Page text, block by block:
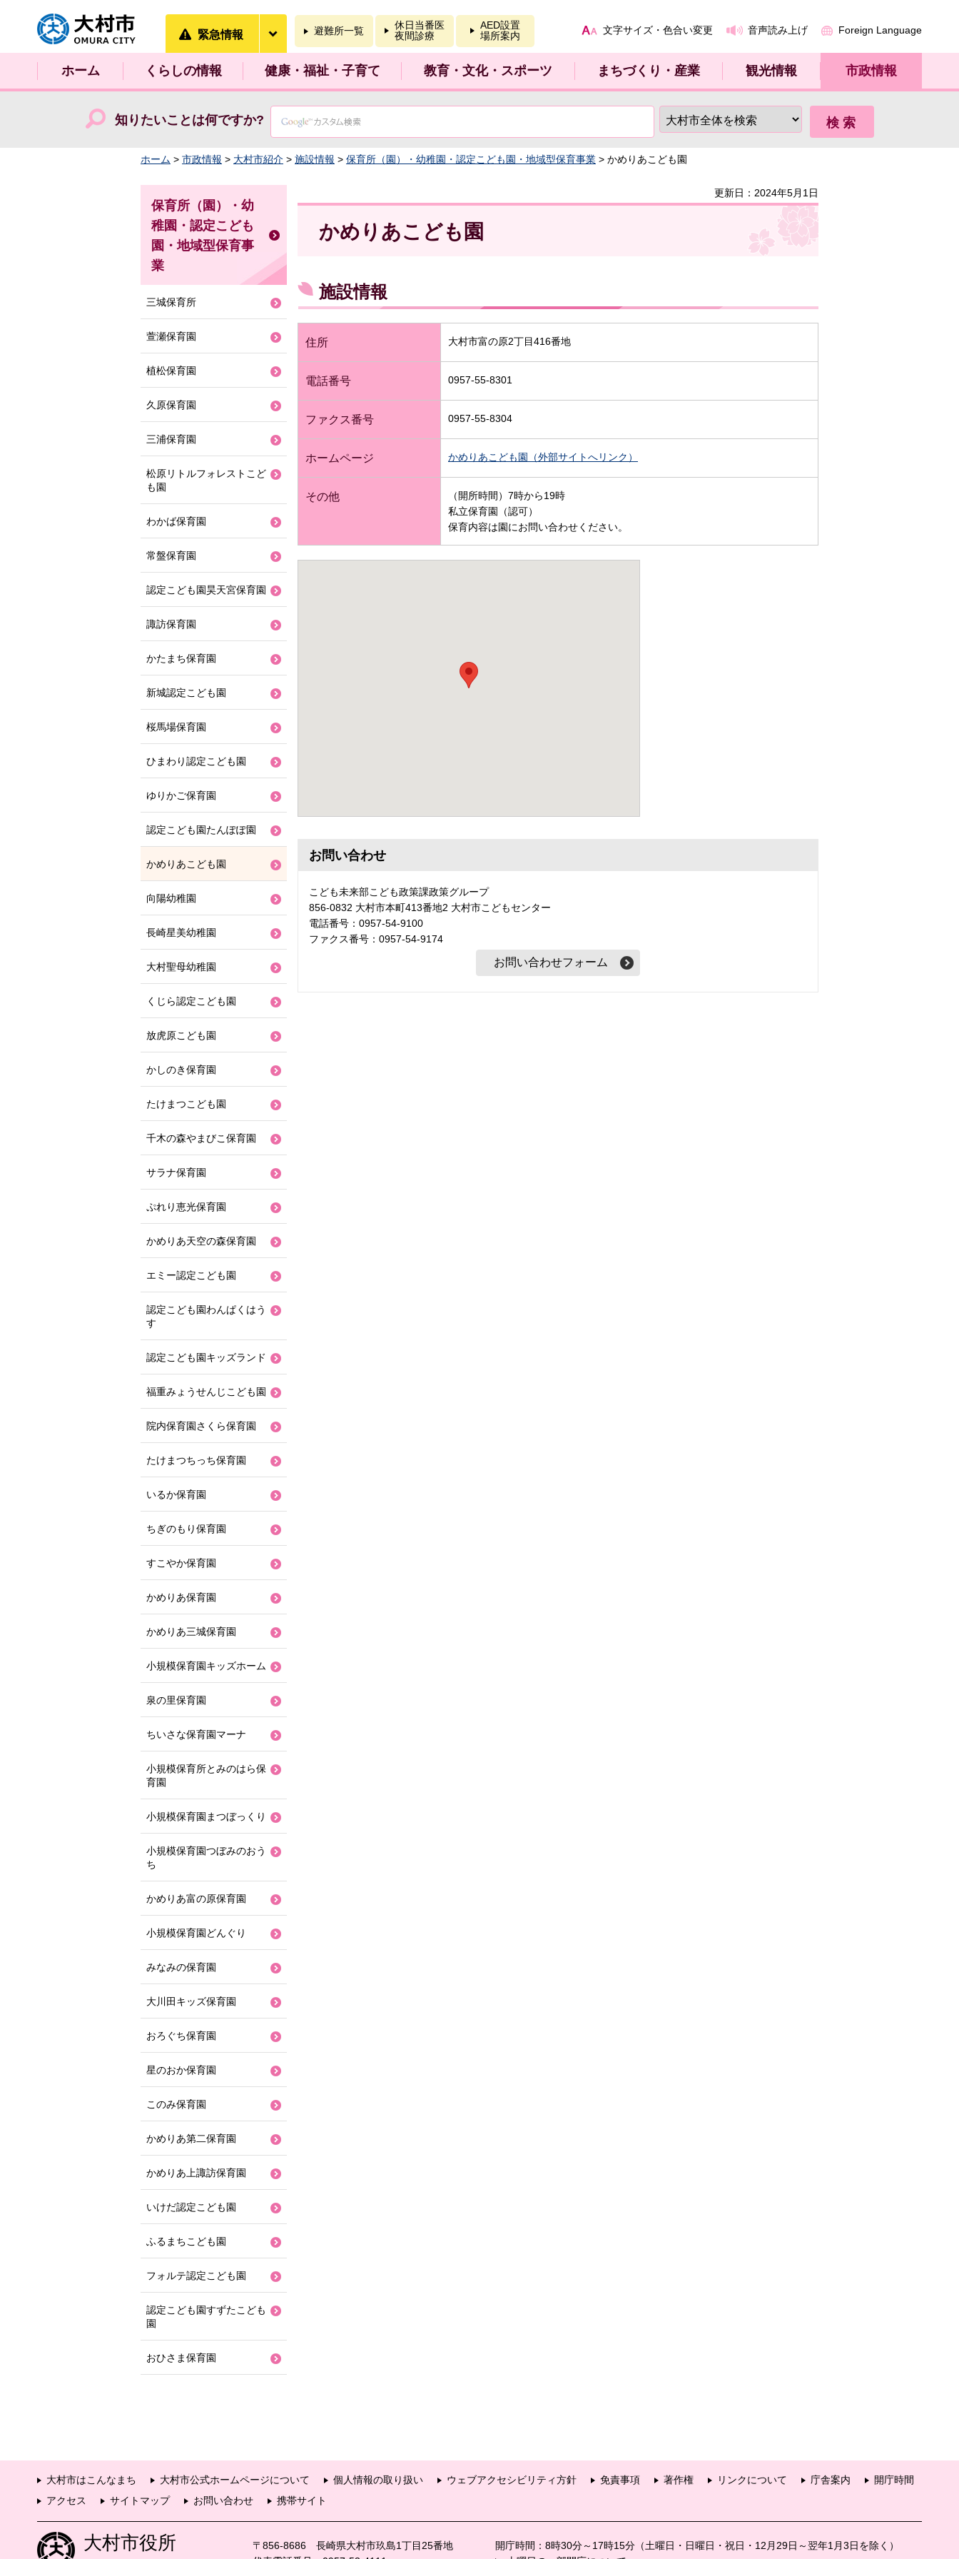
大村市
緊急情報 避難所一覧
休日当番医
夜間診療
AED設置
場所案内
文字サイズ・色合い変更 音声読み上げ Foreign Language
ホーム くらしの情報 健康・福祉・子育て 教育・文化・スポーツ まちづくり・産業 観光情報 市政情報
知りたいことは何ですか?
ホーム > 市政情報 > 大村市紹介 > 施設情報 > 保育所（園）・幼稚園・認定こども園・地域型保育事業 > かめりあこども園
更新日：2024年5月1日
かめりあこども園
施設情報
住所 大村市富の原2丁目416番地
電話番号 0957-55-8301
ファクス番号 0957-55-8304
ホームページ かめりあこども園（外部サイトへリンク）
その他
（開所時間）7時から19時
私立保育園（認可）
保育内容は園にお問い合わせください。
お問い合わせ
こども未来部こども政策課政策グループ
856-0832 大村市本町413番地2 大村市こどもセンター
電話番号：0957-54-9100
ファクス番号：0957-54-9174
保育所（園）・幼
稚園・認定こども
園・地域型保育事
業
三城保育所
萱瀬保育園
植松保育園
久原保育園
三浦保育園
松原リトルフォレストこど
も園
わかば保育園
常盤保育園
認定こども園昊天宮保育園
諏訪保育園
かたまち保育園
新城認定こども園
桜馬場保育園
ひまわり認定こども園
ゆりかご保育園
認定こども園たんぽぽ園
かめりあこども園
向陽幼稚園
長崎星美幼稚園
大村聖母幼稚園
くじら認定こども園
放虎原こども園
かしのき保育園
たけまつこども園
千木の森やまびこ保育園
サラナ保育園
ぷれり恵光保育園
かめりあ天空の森保育園
エミー認定こども園
認定こども園わんぱくはう
す
認定こども園キッズランド
福重みょうせんじこども園
院内保育園さくら保育園
たけまつちっち保育園
いるか保育園
ちぎのもり保育園
すこやか保育園
かめりあ保育園
かめりあ三城保育園
小規模保育園キッズホーム
泉の里保育園
ちいさな保育園マーナ
小規模保育所とみのはら保
育園
小規模保育園まつぼっくり
小規模保育園つぼみのおう
ち
かめりあ富の原保育園
小規模保育園どんぐり
みなみの保育園
大川田キッズ保育園
おろぐち保育園
星のおか保育園
このみ保育園
かめりあ第二保育園
かめりあ上諏訪保育園
いけだ認定こども園
ふるまちこども園
フォルテ認定こども園
認定こども園すずたこども
園
おひさま保育園
大村市はこんなまち 大村市公式ホームページについて 個人情報の取り扱い ウェブアクセシビリティ方針 免責事項 著作権 リンクについて 庁舎案内
開庁時間
アクセス
サイトマップ お問い合わせ 携帯サイト
大村市役所
〒856-8686 長崎県大村市玖島1丁目25番地
開庁時間：8時30分～17時15分（土曜日・日曜日・祝日・12月29日～翌年1月3日を除く）